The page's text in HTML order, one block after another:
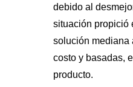
debido al
situación propició
solución mediana
costo y basadas,
producto.